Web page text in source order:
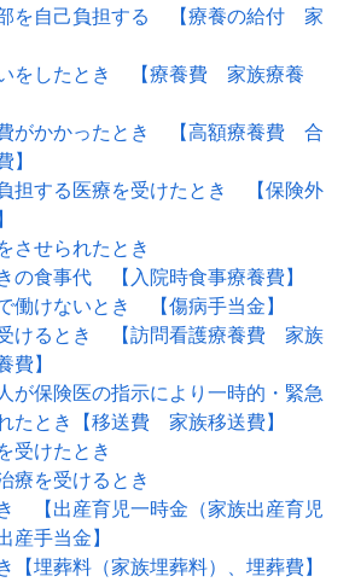
を自己負担する 【療養の給付 家
をしたとき 【療養費 家族療養
がかかったとき 【高額療養費 合
担する医療を受けたとき 【保険外
させられたとき
の食事代 【入院時食事療養費】
働けないとき 【傷病手当金】
けるとき 【訪問看護療養費 家族
費】
が保険医の指示により一時的・緊急
たとき【移送費 家族移送費】
受けたとき
療を受けるとき
【出産育児一時金（家族出産育児
産手当金】
【埋葬料（家族埋葬料）、埋葬費】